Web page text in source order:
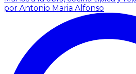
por Antonio Maria Alfonso